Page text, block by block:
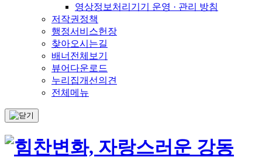
영상정보처리기기 운영 · 관리 방침
저작권정책
행정서비스헌장
찾아오시는길
배너전체보기
뷰어다운로드
누리집개선의견
전체메뉴